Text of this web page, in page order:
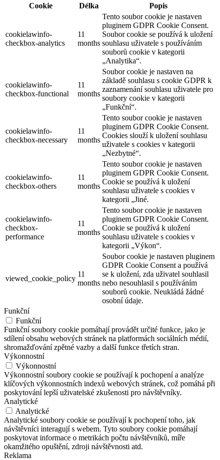
Cookie
Délka Popis
cookielawinfo-
checkbox-analytics
11
months
Tento soubor cookie je nastaven
pluginem GDPR Cookie Consent.
Soubor cookie se používá k uložení
souhlasu uživatele s používáním
souborů cookie v kategorii
„Analytika“.
cookielawinfo-
checkbox-functional
11
months
Soubor cookie je nastaven na
základě souhlasu s cookie GDPR k
zaznamenání souhlasu uživatele pro
soubory cookie v kategorii
„Funkční“.
cookielawinfo-
checkbox-necessary
11
months
Tento soubor cookie je nastaven
pluginem GDPR Cookie Consent.
Cookies slouží k uložení souhlasu
uživatele s cookies v kategorii
„Nezbytné“.
cookielawinfo-
checkbox-others
11
months
Tento soubor cookie je nastaven
pluginem GDPR Cookie Consent.
Cookie se používá k uložení
souhlasu uživatele s cookies v
kategorii „Jiné.
cookielawinfo-
checkbox-
performance
11
months
Tento soubor cookie je nastaven
pluginem GDPR Cookie Consent.
Cookie se používá k uložení
souhlasu uživatele s cookies v
kategorii „Výkon“.
viewed_cookie_policy
11
months
Soubor cookie je nastaven pluginem
GDPR Cookie Consent a používá
se k uložení, zda uživatel souhlasil
nebo nesouhlasil s používáním
souborů cookie. Neukládá žádné
osobní údaje.
Funkční
Funkční
Funkční soubory cookie pomáhají provádět určité funkce, jako je
sdílení obsahu webových stránek na platformách sociálních médií,
shromažďování zpětné vazby a další funkce třetích stran.
Výkonnostní
Výkonnostní
Výkonnostní soubory cookie se používají k pochopení a analýze
klíčových výkonnostních indexů webových stránek, což pomáhá při
poskytování lepší uživatelské zkušenosti pro návštěvníky.
Analytické
Analytické
Analytické soubory cookie se používají k pochopení toho, jak
návštěvníci interagují s webem. Tyto soubory cookie pomáhají
poskytovat informace o metrikách počtu návštěvníků, míře
okamžitého opuštění, zdroji návštěvnosti atd.
Reklama